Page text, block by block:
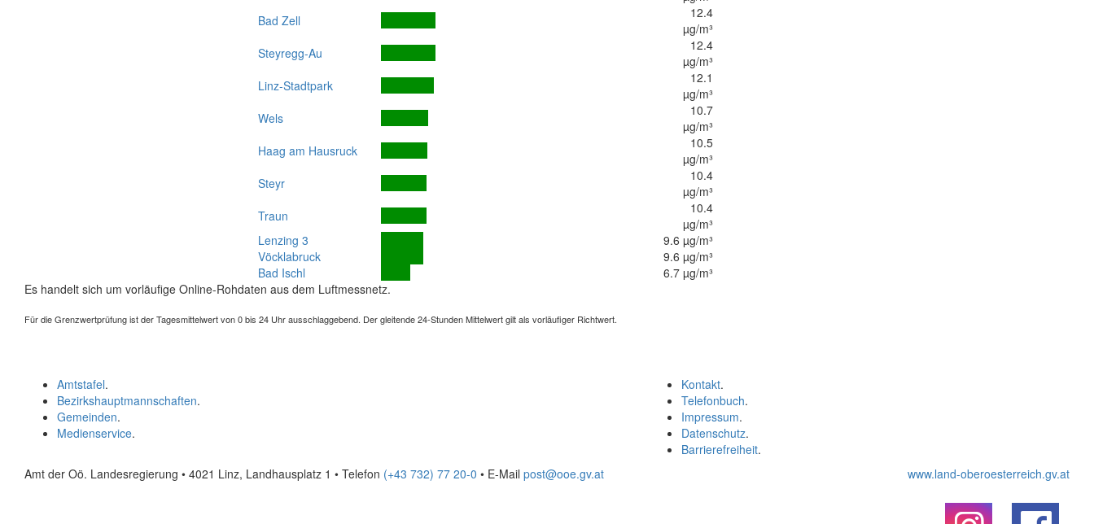
Bad Zell
12.4
µg/m³
Steyregg-Au
12.4
µg/m³
Linz-Stadtpark
12.1
µg/m³
Wels
10.7
µg/m³
Haag am Hausruck
10.5
µg/m³
Steyr
10.4
µg/m³
Traun
10.4
µg/m³
Lenzing 3
9.6 µg/m³
Vöcklabruck
9.6 µg/m³
Bad Ischl
6.7 µg/m³
Es handelt sich um vorläufige Online-Rohdaten aus dem Luftmessnetz.
Für die Grenzwertprüfung ist der Tagesmittelwert von 0 bis 24 Uhr ausschlaggebend. Der gleitende 24-Stunden Mittelwert gilt als vorläufiger Richtwert.
Kontakt.
Telefonbuch.
Impressum.
Datenschutz.
Barrierefreiheit.
Amtstafel.
Bezirkshauptmannschaften.
Gemeinden.
Medienservice.
Amt der Oö. Landesregierung • 4021 Linz, Landhausplatz 1 • Telefon (+43 732) 77 20-0 • E-Mail post@ooe.gv.at www.land-oberoesterreich.gv.at